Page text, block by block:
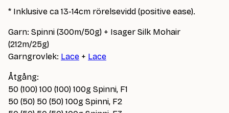
* Inklusive ca 13-14cm rörelsevidd (positive ease).
Garn: Spinni (300m/50g) + Isager Silk Mohair
(212m/25g)
Garngrovlek: Lace + Lace
Åtgång:
50 (100) 100 (100) 100g Spinni, F1
50 (50) 50 (50) 100g Spinni, F2